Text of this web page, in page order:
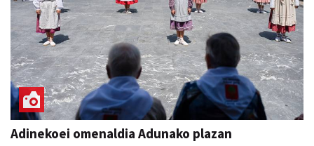
Adinekoei omenaldia Adunako plazan